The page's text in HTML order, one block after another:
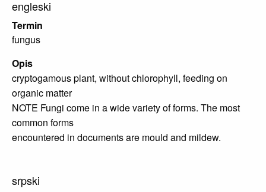
engleski
Termin
fungus
Opis
cryptogamous plant, without chlorophyll, feeding on
organic matter
NOTE Fungi come in a wide variety of forms. The most
common forms
encountered in documents are mould and mildew.
srpski